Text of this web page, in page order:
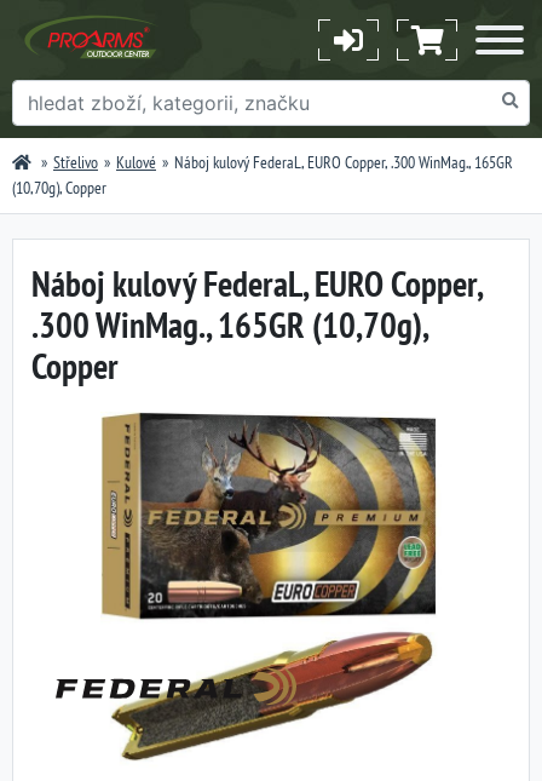
Střelivo Kulové
Náboj kulový FederaL, EURO Copper, .300 WinMag., 165GR
(10,70g), Copper
Náboj kulový FederaL, EURO Copper,
.300 WinMag., 165GR (10,70g),
Copper